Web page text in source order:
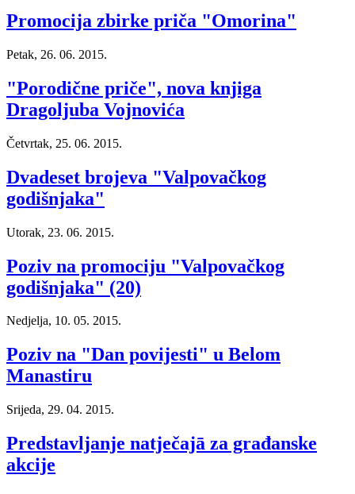
Promocija zbirke priča "Omorina"
Petak, 26. 06. 2015.
"Porodične priče", nova knjiga
Dragoljuba Vojnovića
Četvrtak, 25. 06. 2015.
Dvadeset brojeva "Valpovačkog
godišnjaka"
Utorak, 23. 06. 2015.
Poziv na promociju "Valpovačkog
godišnjaka" (20)
Nedjelja, 10. 05. 2015.
Poziv na "Dan povijesti" u Belom
Manastiru
Srijeda, 29. 04. 2015.
Predstavljanje natječajā za građanske
akcije